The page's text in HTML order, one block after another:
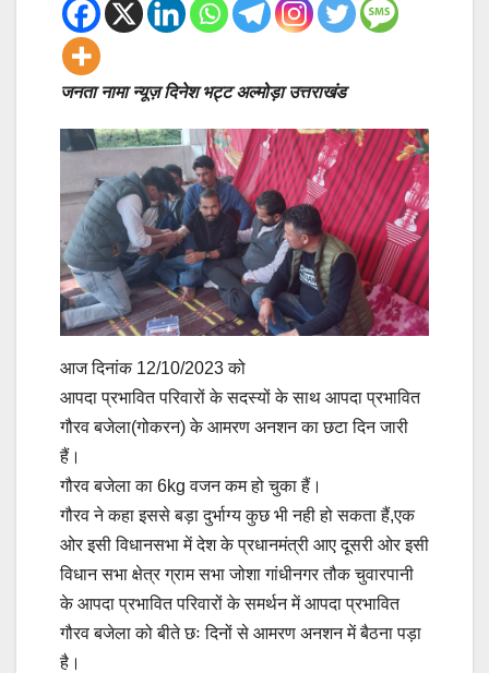
जनता नामा न्यूज़ दिनेश भट्ट अल्मोड़ा उत्तराखंड
आज दिनांक 12/10/2023 को
आपदा प्रभावित परिवारों के सदस्यों के साथ आपदा प्रभावित
गौरव बजेला(गोकरन) के आमरण अनशन का छटा दिन जारी
हैं।
गौरव बजेला का 6kg वजन कम हो चुका हैं।
गौरव ने कहा इससे बड़ा दुर्भाग्य कुछ भी नही हो सकता हैं,एक
ओर इसी विधानसभा में देश के प्रधानमंत्री आए दूसरी ओर इसी
विधान सभा क्षेत्र ग्राम सभा जोशा गांधीनगर तौक चुवारपानी
के आपदा प्रभावित परिवारों के समर्थन में आपदा प्रभावित
गौरव बजेला को बीते छः दिनों से आमरण अनशन में बैठना पड़ा
है।